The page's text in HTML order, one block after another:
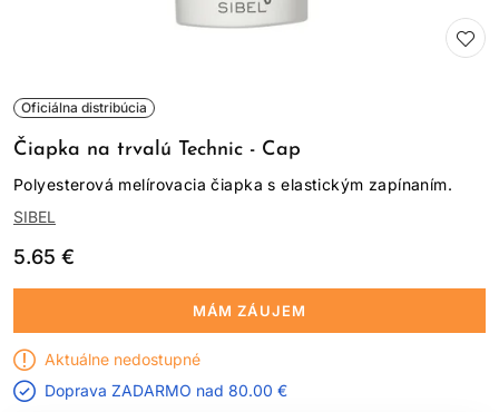
Oficiálna distribúcia
Čiapka na trvalú Technic - Cap
Polyesterová melírovacia čiapka s elastickým zapínaním.
SIBEL
5.65 €
MÁM ZÁUJEM
Aktuálne nedostupné
Doprava ZADARMO nad 80.00 €